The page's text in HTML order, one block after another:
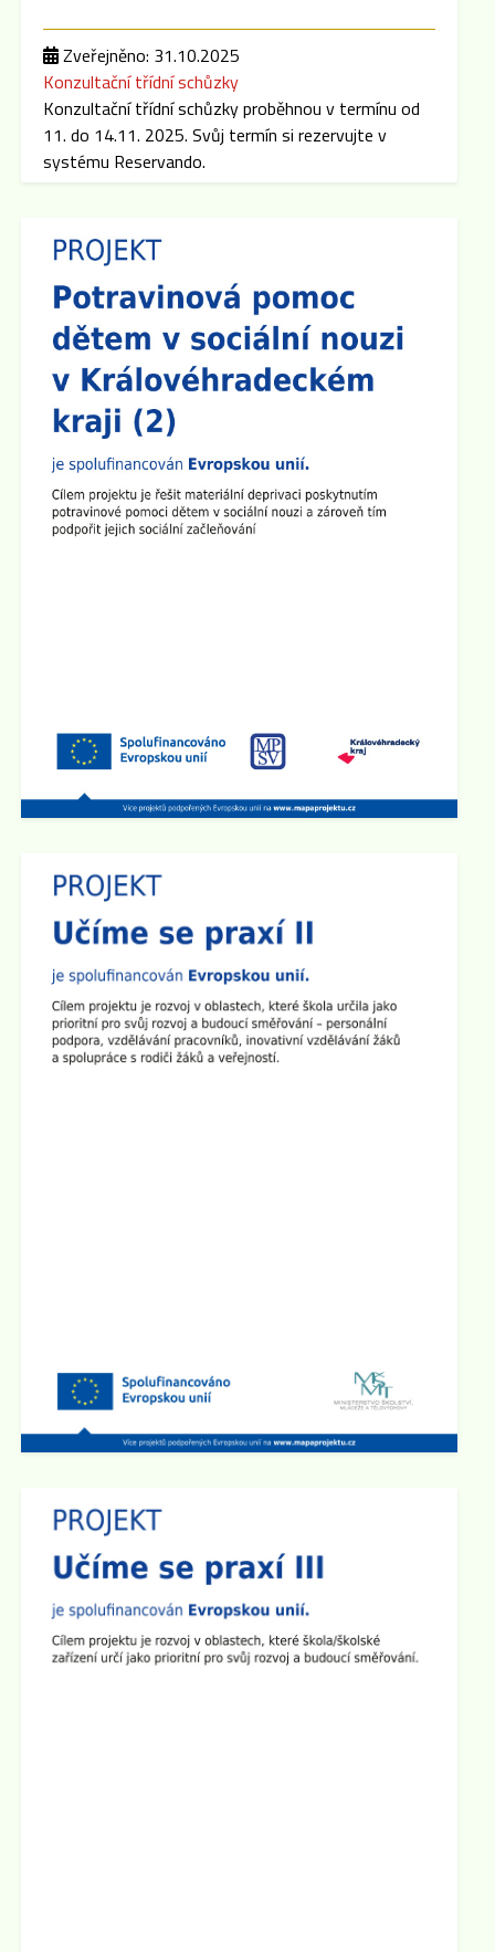
Zveřejněno: 31.10.2025
Konzultační třídní schůzky
Konzultační třídní schůzky proběhnou v termínu od
11. do 14.11. 2025. Svůj termín si rezervujte v
systému Reservando.
Třídní schůzky
Dne 15.9. 2025 cca v 16:00 hod se po skončení
Plenární schůze SRPŠ budou konat třídní schůzky
jednotlivých tříd. Pokud dojde k malému zpoždění,
předem se omlouváme, učitelský sbor se půjde
nejprve představit do prvních a šestých tříd.
Zveřejněno: 8.9.2025
Plenární schůze SRPŠ
Dne 15.9. 2025 v 15:30 hod se v učebně 8.A na 2.
stupni školy koná Plenární schůze SRPŠ.
Zveřejněno: 2.5.2025
Schůzka pro rodiče budoucích prvňáčků
Rodičovská schůzka se uskuteční v úterý 3.6. 2025
Zveřejněno: 14.4.2025
Den otevřených dveří na 2. stupni školy
Dne 29.4. od 15:00 do 17:30 hod zveme všechny
rodiče a přátele školy naDen otevřených dveří na 2.
stupni. Ve třídách budou připraveny různé
prezentace a ukázky pomůcek. Den otevřených dveří
chceme zakončit společným opékáním na školním
Zobrazit vše